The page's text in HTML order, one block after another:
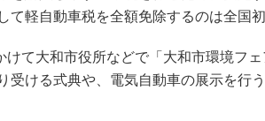
て軽自動車税を全額免除するのは全国初
けて大和市役所などで「大和市環境フ
受ける式典や、電気自動車の展示を行う